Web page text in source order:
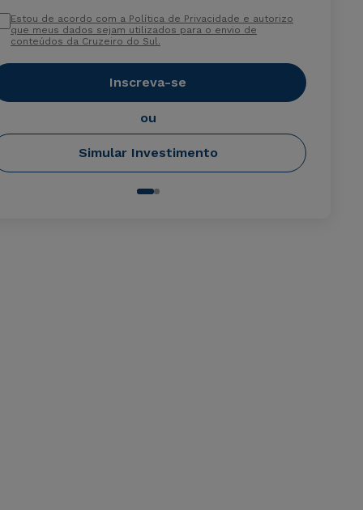
Estou de acordo com a Política de Privacidade e autorizo
que meus dados sejam utilizados para o envio de
conteúdos da Cruzeiro do Sul.
Inscreva-se
ou
Simular Investimento